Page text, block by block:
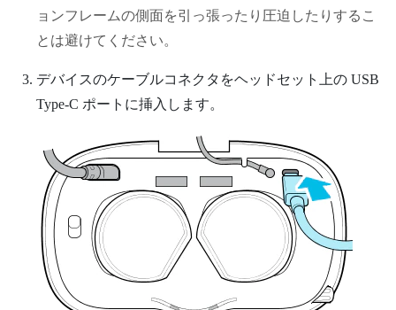
ョンフレームの側面を引っ張ったり圧迫したりするこ
とは避けてください。
デバイスのケーブルコネクタをヘッドセット上の USB
Type-C ポートに挿入します。